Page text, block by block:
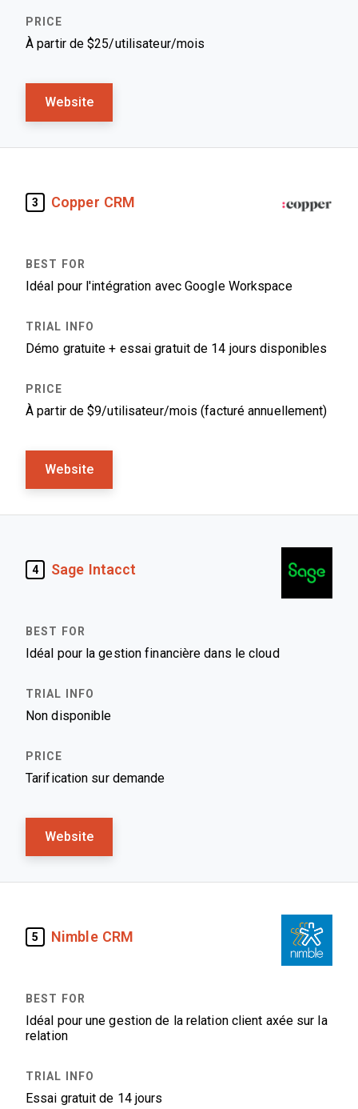
À partir de $25/utilisateur/mois
Website
3 Copper CRM
Idéal pour l'intégration avec Google Workspace
Démo gratuite + essai gratuit de 14 jours disponibles
À partir de $9/utilisateur/mois (facturé annuellement)
Website
4 Sage Intacct
Idéal pour la gestion financière dans le cloud
Non disponible
Tarification sur demande
Website
5 Nimble CRM
Idéal pour une gestion de la relation client axée sur la
relation
Essai gratuit de 14 jours